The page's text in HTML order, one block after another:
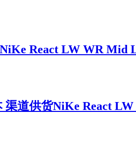
React LW WR Mid
道供货NiKe React